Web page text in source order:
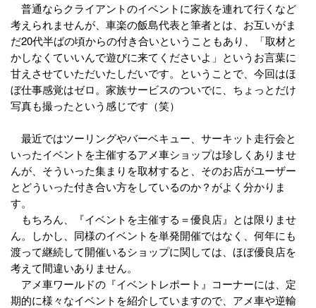
普通ならクライアントのイベントに家族を連れて行くなど
考えられませんが、車楽の飯島代表と筆者とは、お互いがま
だ20代半ばの頃からの付き合いということもあり、「取材と
かしなくていいんで遊びに来てくださいよ」というお言葉に
甘えさせていただいたしだいです。ということで、今回はほ
ぼ仕事感覚はゼロ。家族サービスのついでに、ちょっとだけ
写真も撮ったという感じです（笑）
最近ではツーリングやバーベキュー、サーキット走行会と
いったイベントを主催するアメ車ショップは珍しくありませ
んが、そういった集まりを取材すると、そのお店がユーザー
とどういった付き合い方をしているのか？がよく分かりま
す。
もちろん、『イベントを主催する＝優良店』とは限りませ
ん。しかし、同様のイベントを単発開催ではなく、何年にも
渡って継続して開催いるショップに関しては、ほぼ優良店を
考えて間違いありません。
アメ車ワールドの『イベントレポート』コーナーには、定
期的に様々なイベントを紹介していますので、アメ車や逆輸